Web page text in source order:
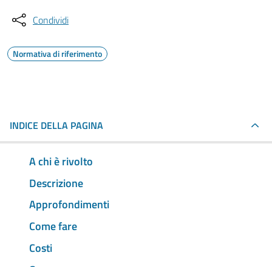
Condividi
Normativa di riferimento
INDICE DELLA PAGINA
A chi è rivolto
Descrizione
Approfondimenti
Come fare
Costi